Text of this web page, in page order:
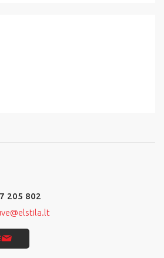
205 802